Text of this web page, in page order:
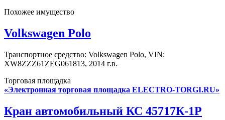
Похожее имущество
Volkswagen Polo
Транспортное средство: Volkswagen Polo, VIN:
XW8ZZZ61ZEG061813, 2014 г.в.
Торговая площадка
«Электронная торговая площадка ELECTRO-TORGI.RU»
Кран автомобильный КС 45717К-1Р